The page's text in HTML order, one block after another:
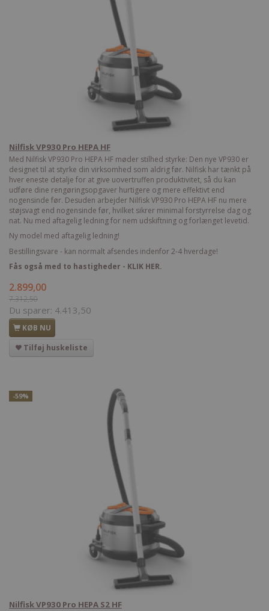
Nilfisk VP930 Pro HEPA HF
Med Nilfisk VP930 Pro HEPA HF møder stilhed styrke: Den nye VP930 er
designet til at styrke din virksomhed som aldrig før. Nilfisk har tænkt på
hver eneste detalje for at give uovertruffen produktivitet, så du kan
udføre dine rengøringsopgaver hurtigere og mere effektivt end
nogensinde før. Desuden arbejder Nilfisk VP930 Pro HEPA HF nu mere
støjsvagt end nogensinde før, hvilket sikrer minimal forstyrrelse dag og
nat. Nu med aftagelig ledning for nem udskiftning og forlænget levetid.
Ny model med aftagelig ledning!
Bestillingsvare - kan normalt afsendes indenfor 2-4 hverdage!
Fås også med to hastigheder - KLIK HER.
2.899,00
7.312,50
Du sparer: 4.413,50
KØB NU
Tilføj huskeliste
-59%
Nilfisk VP930 Pro HEPA S2 HF